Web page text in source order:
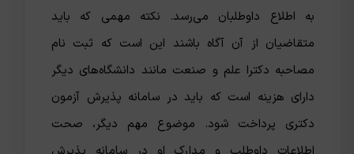
به اطلاع داوطلبان می‌رسد‌‌. نکته مهمی که باید
متقاضیان از آن آگاه باشند این است که ثبت نام
مصاحبه دکترا علم و صنعت مانند دانشگاه‌های دیگر
دارای هزینه‌ است که باید در سامانه پذیرش آزمون
دکتری پرداخت شود. موضوع مهم دیگر، صحت